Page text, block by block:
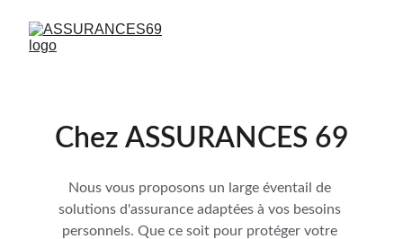
Chez ASSURANCES 69
Nous vous proposons un large éventail de
solutions d'assurance adaptées à vos besoins
personnels. Que ce soit pour protéger votre